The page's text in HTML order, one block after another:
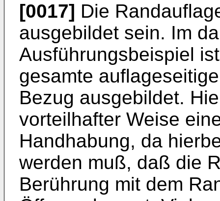
[0017] Die
ausgebildet sein. Im
Ausführungsbeispiel
gesamte
Bezug ausgebildet.
vorteilhafter Weise
Handhabung, da
werden muß, daß die
Berührung mit dem